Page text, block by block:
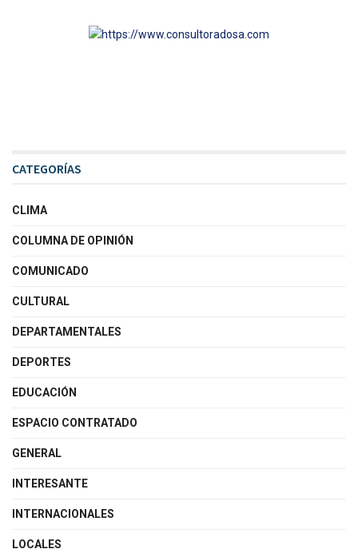
CATEGORÍAS
CLIMA
COLUMNA DE OPINIÓN
COMUNICADO
CULTURAL
DEPARTAMENTALES
DEPORTES
EDUCACIÓN
ESPACIO CONTRATADO
GENERAL
INTERESANTE
INTERNACIONALES
LOCALES